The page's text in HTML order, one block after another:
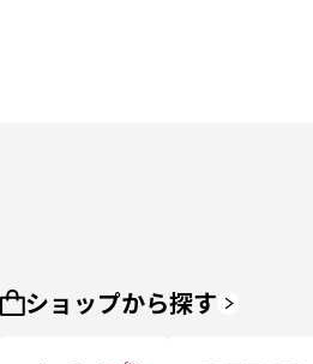
ショップから探す